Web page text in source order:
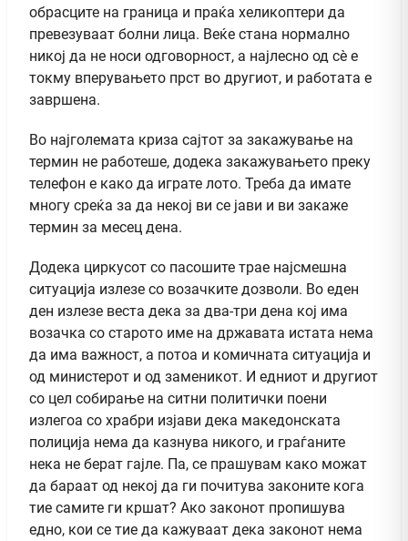
обрасците на граница и праќа хеликоптери да
превезуваат болни лица. Веќе стана нормално
никој да не носи одговорност, а најлесно од сѐ е
токму вперувањето прст во другиот, и работата е
завршена.
Во најголемата криза сајтот за закажување на
термин не работеше, додека закажувањето преку
телефон е како да играте лото. Треба да имате
многу среќа за да некој ви се јави и ви закаже
термин за месец дена.
Додека циркусот со пасошите трае најсмешна
ситуација излезе со возачките дозволи. Во еден
ден излезе веста дека за два-три дена кој има
возачка со старото име на државата истата нема
да има важност, а потоа и комичната ситуација и
од министерот и од заменикот. И едниот и другиот
со цел собирање на ситни политички поени
излегоа со храбри изјави дека македонската
полиција нема да казнува никого, и граѓаните
нека не берат гајле. Па, се прашувам како можат
да бараат од некој да ги почитува законите кога
тие самите ги кршат? Ако законот пропишува
едно, кои се тие да кажуваат дека законот нема